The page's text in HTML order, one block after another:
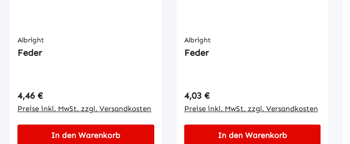
Albright
Feder
Regulärer Preis:
4,46 €
Preise inkl. MwSt. zzgl. Versandkosten
In den Warenkorb
Albright
Feder
Regulärer Preis:
4,03 €
Preise inkl. MwSt. zzgl. Versandkosten
In den Warenkorb